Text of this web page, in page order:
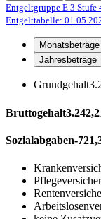
Entgeltgruppe E 3 Stufe
Entgelttabelle:
Monatsbeträge
Jahresbeträge
Grundgehalt
Bruttogehalt
Sozialabgaben-